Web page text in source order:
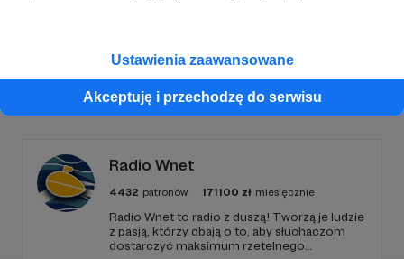
Ustawienia zaawansowane
Akceptuję i przechodzę do serwisu
Promowani autorzy
Radio Wnet
4432 patronów 171100 zł miesięcznie
Radio Wnet to radio z duszą! Tworzą je ludzie
z pasją, którzy dbają o to, aby słuchaczom
dostarczyć maksimum rzetelnego